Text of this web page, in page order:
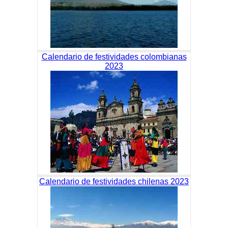
Calendario de festividades colombianas
2023
Calendario de festividades chilenas 2023